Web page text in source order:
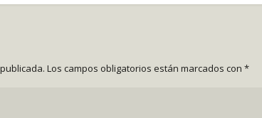
Los campos obligatorios están marcados con *